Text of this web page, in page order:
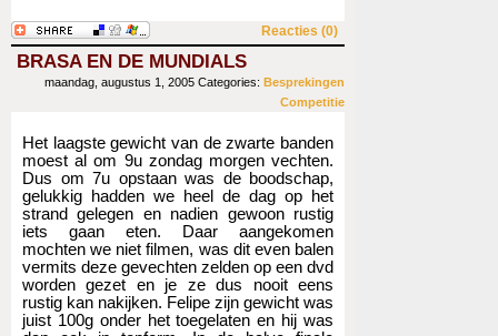
Reacties (0)
BRASA EN DE MUNDIALS
maandag, augustus 1, 2005 Categories: Besprekingen
Competitie
Het laagste gewicht van de zwarte banden
moest al om 9u zondag morgen vechten.
Dus om 7u opstaan was de boodschap,
gelukkig hadden we heel de dag op het
strand gelegen en nadien gewoon rustig
iets gaan eten. Daar aangekomen
mochten we niet filmen, was dit even balen
vermits deze gevechten zelden op een dvd
worden gezet en je ze dus nooit eens
rustig kan nakijken. Felipe zijn gewicht was
juist 100g onder het toegelaten en hij was